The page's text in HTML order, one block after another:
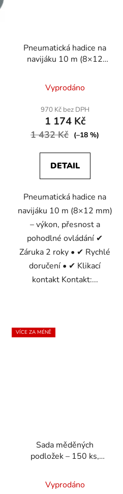
Pneumatická hadice na
navijáku 10 m (8×12
Vyprodáno
970 Kč bez DPH
1 174 Kč
1 432 Kč (–18 %)
DETAIL
Pneumatická hadice na
navijáku 10 m (8×12 mm)
– výkon, přesnost a
pohodlné ovládání ✔
Záruka 2 roky • ✔ Rychlé
doručení • ✔ Klikací
kontakt Kontakt:...
VÍCE ZA MÉNĚ
Sada měděných
podložek – 150 ks,
Vyprodáno